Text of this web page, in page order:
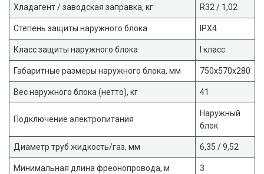
Хладагент / заводская заправка, кг R32 / 1,02
Степень защиты наружного блока IPX4
Класс защиты наружного блока I класс
Габаритные размеры наружного блока, мм 750x570x280
Вес наружного блока (нетто), кг 41
Подключение электропитания
Наружный
блок
Диаметр труб жидкость/газ, мм 6,35 / 9,52
Минимальная длина фреонопровода, м 3